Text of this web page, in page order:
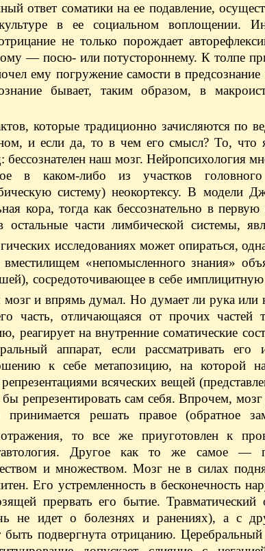
ответ соматики на ее подавление,
в ее социальном воплощении.
не только порождает
— посю- или потустороннему. К толпе
ему погружение самости в
бывает, таким образом, в
которые традиционно зачисляются по
и если да, то в чем его смысл? То, что
наш мозг. Нейропсихология
в каком-либо из участков
систему) неокортексу. В модели
кора, тогда как бессознательно в первую
части лимбической системы,
исследованиях может опираться,
«непомысленного знания»
сосредоточивающее в себе
и впрямь думал. Но думает ли рука или
часть, отличающаяся от прочих частей
на внутренние соматические
аппарат, если рассматривать его
к себе метапозицию, на которой
всяческих вещей
репрезентировать сам себя. Впрочем, мозг
решать правое (обратное
то все же приуготовлен к
тавтология. Другое как то же самое —
и множеством. Мозг не в силах
Его устремленность в бесконечность
прервать его бытие.
не идет о болезнях и ранениях), а с
подвергнута отрицанию. Церебральный